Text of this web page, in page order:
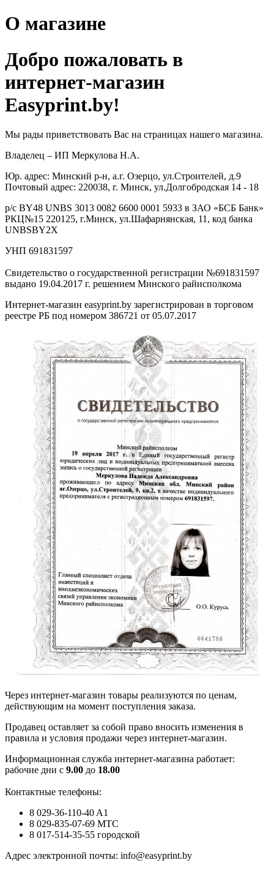
О магазине
Добро пожаловать в
интернет-магазин
Easyprint.by!
Мы рады приветствовать Вас на страницах нашего магазина.
Владелец – ИП Меркулова Н.А.
Юр. адрес: Минский р-н, а.г. Озерцо, ул.Строителей, д.9
Почтовый адрес: 220038, г. Минск, ул.Долгобродская 14 - 18
р/с BY48 UNBS 3013 0082 6600 0001 5933 в ЗАО «БСБ Банк»
РКЦ№15 220125, г.Минск, ул.Шафарнянская, 11, код банка
UNBSBY2X
УНП 691831597
Свидетельство о государственной регистрации №691831597
выдано 19.04.2017 г. решением Минского райисполкома
Интернет-магазин easyprint.by зарегистрирован в торговом
реестре РБ под номером 386721 от 05.07.2017
Через интернет-магазин товары реализуются по ценам,
действующим на момент поступления заказа.
Продавец оставляет за собой право вносить изменения в
правила и условия продажи через интернет-магазин.
Информационная служба интернет-магазина работает:
рабочие дни с 9.00 до 18.00
Контактные телефоны:
8 029-36-110-40 A1
8 029-835-07-69 MTC
8 017-514-35-55 городской
Адрес электронной почты: info@easyprint.by